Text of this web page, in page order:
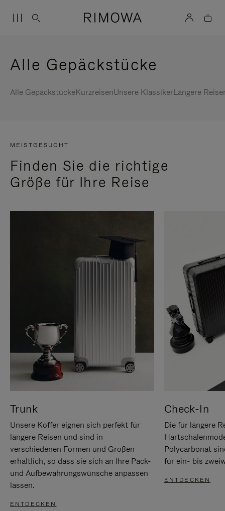
Alle Gepäckstücke
Alle GepäckstückeKurzreisenUnsere KlassikerLängere
MEISTGESUCHT
Finden Sie die richtige
Größe für Ihre Reise
Trunk
Unsere Koffer eignen sich perfekt für
längere Reisen und sind in
verschiedenen Formen und Größen
erhältlich, so dass sie sich an Ihre Pack-
und Aufbewahrungswünsche anpassen
lassen.
ENTDECKEN
Check-In
Die für längere
Polycarbonat
für ein- bis
ENTDECKEN